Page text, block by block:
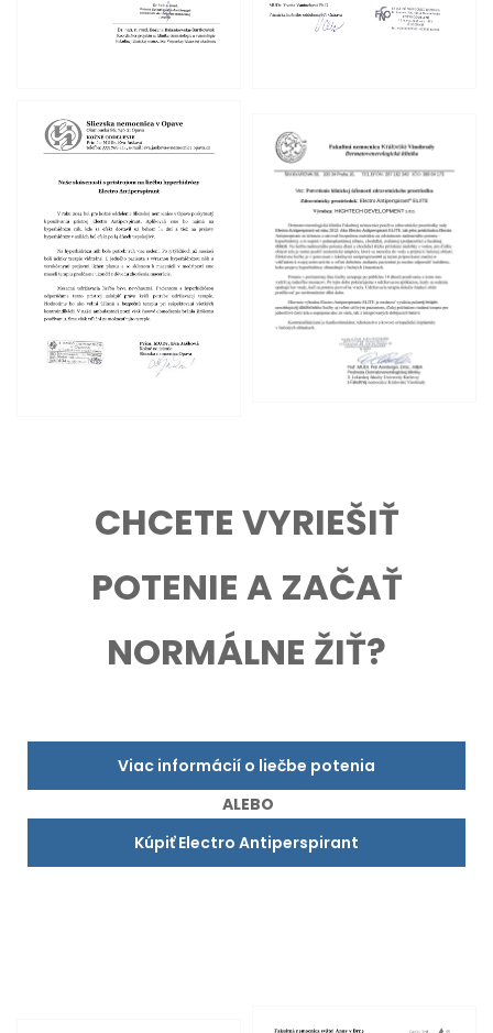
CHCETE VYRIEŠIŤ
POTENIE A ZAČAŤ
NORMÁLNE ŽIŤ?
Viac informácií o liečbe potenia
ALEBO
Kúpiť Electro Antiperspirant